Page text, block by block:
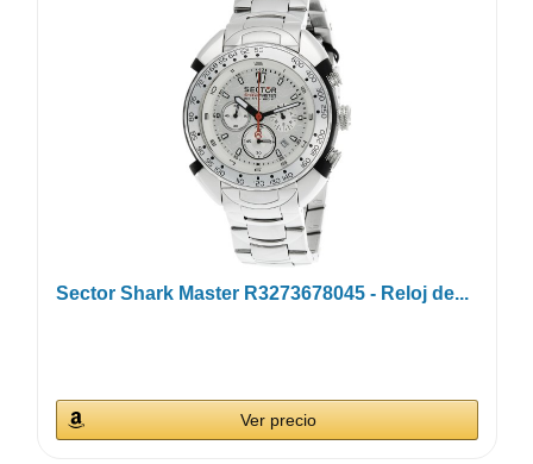
Sector Shark Master R3273678045 - Reloj de...
Ver precio